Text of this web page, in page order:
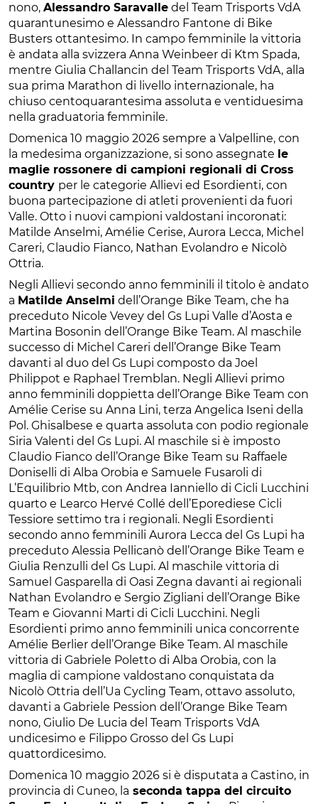
nono, Alessandro Saravalle del Team Trisports VdA
quarantunesimo e Alessandro Fantone di Bike
Busters ottantesimo. In campo femminile la vittoria
è andata alla svizzera Anna Weinbeer di Ktm Spada,
mentre Giulia Challancin del Team Trisports VdA, alla
sua prima Marathon di livello internazionale, ha
chiuso centoquarantesima assoluta e ventiduesima
nella graduatoria femminile.
Domenica 10 maggio 2026 sempre a Valpelline, con
la medesima organizzazione, si sono assegnate le
maglie rossonere di campioni regionali di Cross
country per le categorie Allievi ed Esordienti, con
buona partecipazione di atleti provenienti da fuori
Valle. Otto i nuovi campioni valdostani incoronati:
Matilde Anselmi, Amélie Cerise, Aurora Lecca, Michel
Careri, Claudio Fianco, Nathan Evolandro e Nicolò
Ottria.
Negli Allievi secondo anno femminili il titolo è andato
a Matilde Anselmi dell’Orange Bike Team, che ha
preceduto Nicole Vevey del Gs Lupi Valle d’Aosta e
Martina Bosonin dell’Orange Bike Team. Al maschile
successo di Michel Careri dell’Orange Bike Team
davanti al duo del Gs Lupi composto da Joel
Philippot e Raphael Tremblan. Negli Allievi primo
anno femminili doppietta dell’Orange Bike Team con
Amélie Cerise su Anna Lini, terza Angelica Iseni della
Pol. Ghisalbese e quarta assoluta con podio regionale
Siria Valenti del Gs Lupi. Al maschile si è imposto
Claudio Fianco dell’Orange Bike Team su Raffaele
Doniselli di Alba Orobia e Samuele Fusaroli di
L’Equilibrio Mtb, con Andrea Ianniello di Cicli Lucchini
quarto e Learco Hervé Collé dell’Eporediese Cicli
Tessiore settimo tra i regionali. Negli Esordienti
secondo anno femminili Aurora Lecca del Gs Lupi ha
preceduto Alessia Pellicanò dell’Orange Bike Team e
Giulia Renzulli del Gs Lupi. Al maschile vittoria di
Samuel Gasparella di Oasi Zegna davanti ai regionali
Nathan Evolandro e Sergio Zigliani dell’Orange Bike
Team e Giovanni Marti di Cicli Lucchini. Negli
Esordienti primo anno femminili unica concorrente
Amélie Berlier dell’Orange Bike Team. Al maschile
vittoria di Gabriele Poletto di Alba Orobia, con la
maglia di campione valdostano conquistata da
Nicolò Ottria dell’Ua Cycling Team, ottavo assoluto,
davanti a Gabriele Pession dell’Orange Bike Team
nono, Giulio De Lucia del Team Trisports VdA
undicesimo e Filippo Grosso del Gs Lupi
quattordicesimo.
Domenica 10 maggio 2026 si è disputata a Castino, in
provincia di Cuneo, la seconda tappa del circuito